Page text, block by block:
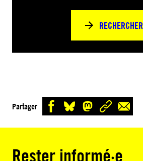
RECHERCHER
Partager
Rester informé·e